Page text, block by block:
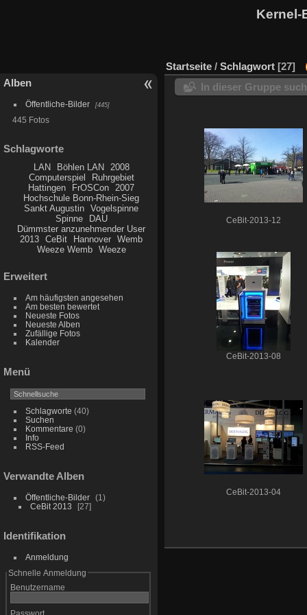
Kernel-
Alben
Öffentliche-Bilder 445
445 Fotos
Schlagworte
LAN Böhlen LAN
2008
Computerspiel
Ruhrgebiet
Hattingen
FrOSCon
2007
Hochschule Bonn-Rhein-Sieg
Sankt Augustin
Vogelspinne
Spinne
DAU
Dümmster anzunehmender User
2013
CeBit Hannover
Wemb
Weeze Wemb
Weeze
Erweitert
Am häufigsten angesehen
Am besten bewertet
Neueste Fotos
Neueste Alben
Zufällige Fotos
Kalender
Menü
Schlagworte (40)
Suchen
Kommentare (0)
Info
RSS-Feed
Verwandte Alben
Öffentliche-Bilder
1
CeBit 2013
27
Identifikation
Anmeldung
Schnelle Anmeldung
Benutzername
Passwort
Startseite / Schlagwort 27
In dieser Gruppe
CeBit-2013-12
CeBit-2013-08
CeBit-2013-04